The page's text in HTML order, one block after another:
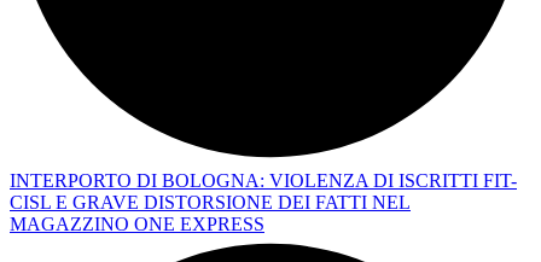
INTERPORTO DI BOLOGNA: VIOLENZA DI ISCRITTI FIT-
CISL E GRAVE DISTORSIONE DEI FATTI NEL
MAGAZZINO ONE EXPRESS